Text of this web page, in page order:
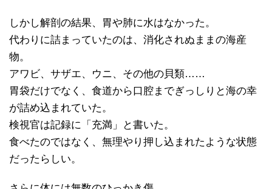
しかし解剖の結果、胃や肺に水はなかった。
代わりに詰まっていたのは、消化されぬままの海産
物。
アワビ、サザエ、ウニ、その他の貝類……
胃袋だけでなく、食道から口腔までぎっしりと海の幸
が詰め込まれていた。
検視官は記録に「充満」と書いた。
食べたのではなく、無理やり押し込まれたような状態
だったらしい。